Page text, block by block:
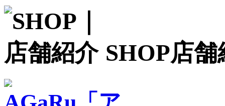
SHOP店舗